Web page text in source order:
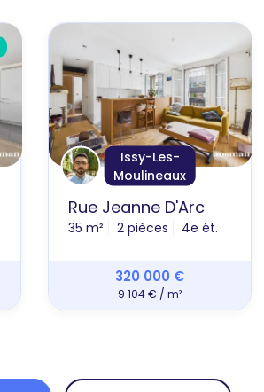
Issy-Les-
Moulineaux
Rue Jeanne D'Arc
35 m² 2 pièces 4e ét.
320 000 €
9 104 € / m²